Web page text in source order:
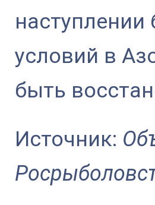
наступлении
условий в
быть
Источник: